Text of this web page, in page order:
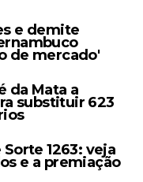
e demite
de mercado'
da Mata a
substituir 623
1263: veja
e a premiação